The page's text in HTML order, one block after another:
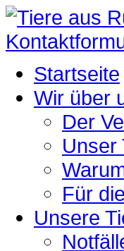
Startseite
Wir über
Der
Unser
Für
Unsere